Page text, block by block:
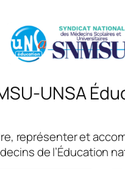
UNSA
représenter et
de l’Éducation